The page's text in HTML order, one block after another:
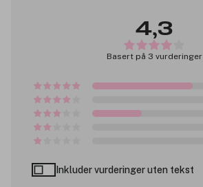
4,3
Basert på 3 vurderinger
Inkluder vurderinger uten tekst